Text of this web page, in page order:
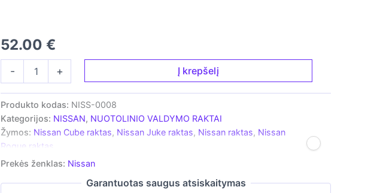
52.00 €
-
valdymo
-
skirtas
Nissan
Cube
Rogue
+ Į krepšelį
Produkto kodas: NISS-0008
Kategorijos: NISSAN, NUOTOLINIO VALDYMO RAKTAI
Žymos: Nissan Cube raktas, Nissan Juke raktas, Nissan raktas, Nissan
Rogue raktas
Prekės ženklas: Nissan
Garantuotas saugus atsiskaitymas